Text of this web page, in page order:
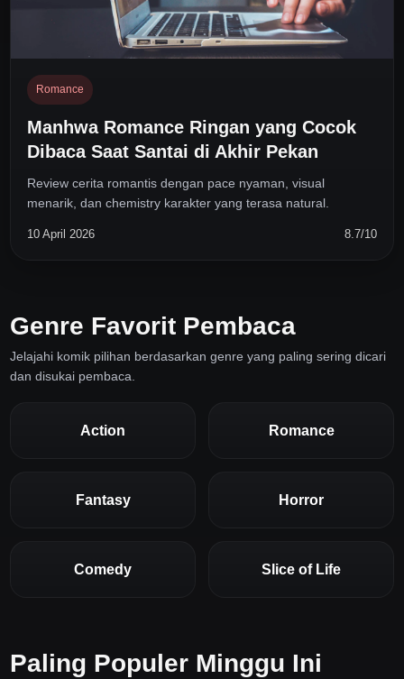
Romance
Manhwa Romance Ringan yang Cocok
Dibaca Saat Santai di Akhir Pekan
Review cerita romantis dengan pace nyaman, visual
menarik, dan chemistry karakter yang terasa natural.
10 April 2026 8.7/10
Genre Favorit Pembaca
Jelajahi komik pilihan berdasarkan genre yang paling sering dicari
dan disukai pembaca.
Action Romance
Fantasy Horror
Comedy Slice of Life
Paling Populer Minggu Ini